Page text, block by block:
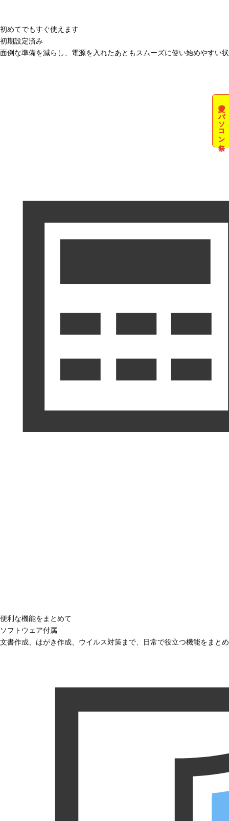
夏のパソコン祭
初めてでもすぐ使えます
初期設定済み
面倒な準備を減らし、電源を入れたあともスムーズに使い始めやすい
便利な機能をまとめて
ソフトウェア付属
文書作成、はがき作成、ウイルス対策まで、日常で役立つ機能をまと